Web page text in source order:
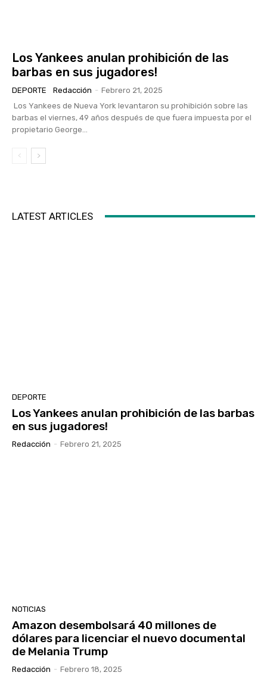
Los Yankees anulan prohibición de las
barbas en sus jugadores!
DEPORTE Redacción - Febrero 21, 2025
Los Yankees de Nueva York levantaron su prohibición sobre las
barbas el viernes, 49 años después de que fuera impuesta por el
propietario George...
LATEST ARTICLES
DEPORTE
Los Yankees anulan prohibición de las barbas
en sus jugadores!
Redacción - Febrero 21, 2025
NOTICIAS
Amazon desembolsará 40 millones de
dólares para licenciar el nuevo documental
de Melania Trump
Redacción - Febrero 18, 2025